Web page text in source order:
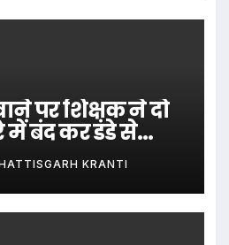
पर शिक्षक ने दो
में बंद कर डंडे से
KRANTI